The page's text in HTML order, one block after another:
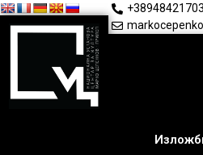
+38948421703